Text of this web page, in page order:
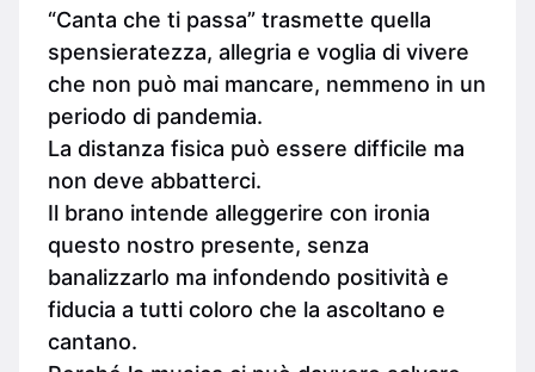
“Canta che ti passa” trasmette quella
spensieratezza, allegria e voglia di vivere
che non può mai mancare, nemmeno in un
periodo di pandemia.
La distanza fisica può essere difficile ma
non deve abbatterci.
Il brano intende alleggerire con ironia
questo nostro presente, senza
banalizzarlo ma infondendo positività e
fiducia a tutti coloro che la ascoltano e
cantano.